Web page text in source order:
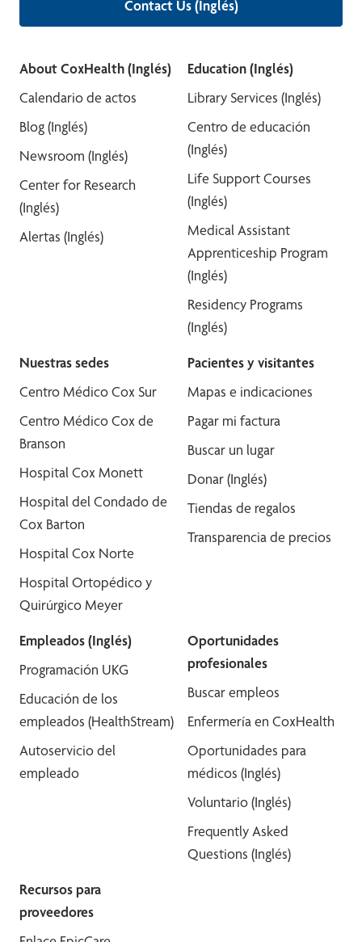
Contact Us (Inglés)
About CoxHealth (Inglés)
Calendario de actos
Blog (Inglés)
Newsroom (Inglés)
Center for Research
(Inglés)
Alertas (Inglés)
Education (Inglés)
Library Services (Inglés)
Centro de educación
(Inglés)
Life Support Courses
(Inglés)
Medical Assistant
Apprenticeship Program
(Inglés)
Residency Programs
(Inglés)
Nuestras sedes
Centro Médico Cox Sur
Centro Médico Cox de
Branson
Hospital Cox Monett
Hospital del Condado de
Cox Barton
Hospital Cox Norte
Hospital Ortopédico y
Quirúrgico Meyer
Pacientes y visitantes
Mapas e indicaciones
Pagar mi factura
Buscar un lugar
Donar (Inglés)
Tiendas de regalos
Transparencia de precios
Empleados (Inglés)
Programación UKG
Educación de los
empleados (HealthStream)
Autoservicio del
empleado
Oportunidades
profesionales
Buscar empleos
Enfermería en CoxHealth
Oportunidades para
médicos (Inglés)
Voluntario (Inglés)
Frequently Asked
Questions (Inglés)
Recursos para
proveedores